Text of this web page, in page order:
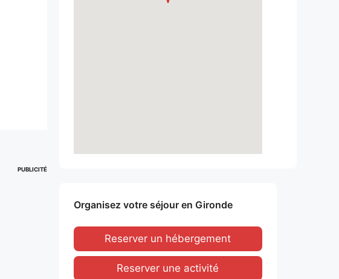
PUBLICITÉ
Organisez votre séjour en Gironde
Reserver un hébergement
Reserver une activité